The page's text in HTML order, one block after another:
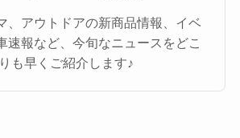
、アウトドアの新商品情報、イベ
速報など、今旬なニュースをどこ
も早くご紹介します♪